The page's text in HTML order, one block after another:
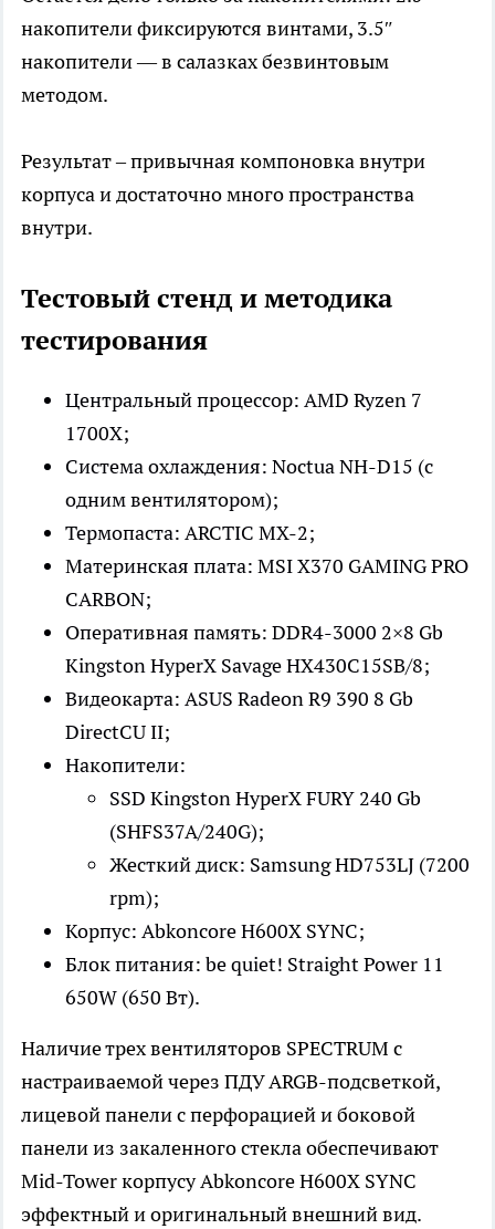
накопители фиксируются винтами, 3.5″
накопители — в салазках безвинтовым
методом.
Результат – привычная компоновка внутри
корпуса и достаточно много пространства
внутри.
Тестовый стенд и методика
тестирования
Центральный процессор: AMD Ryzen 7
1700X;
Система охлаждения: Noctua NH-D15 (с
одним вентилятором);
Термопаста: ARCTIC MX-2;
Материнская плата: MSI X370 GAMING PRO
CARBON;
Оперативная память: DDR4-3000 2×8 Gb
Kingston HyperX Savage HX430C15SB/8;
Видеокарта: ASUS Radeon R9 390 8 Gb
DirectCU II;
Накопители:
SSD Kingston HyperX FURY 240 Gb
(SHFS37A/240G);
Жесткий диск: Samsung HD753LJ (7200
rpm);
Корпус: Abkoncore H600X SYNC;
Блок питания: be quiet! Straight Power 11
650W (650 Вт).
Наличие трех вентиляторов SPECTRUM с
настраиваемой через ПДУ ARGB-подсветкой,
лицевой панели с перфорацией и боковой
панели из закаленного стекла обеспечивают
Mid-Tower корпусу Abkoncore H600X SYNC
эффектный и оригинальный внешний вид.